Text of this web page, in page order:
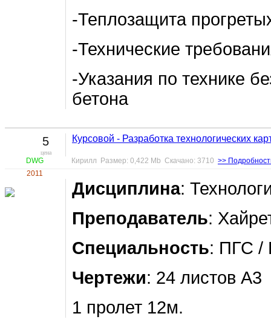
-Теплозащита
-Технические
-Указания по технике
бетона
5
цена
DWG
2011
Курсовой - Разработка технологических
Кирилл Размер: 0,422 Mb Скачано: 3710 >>
Дисциплина:
Преподаватель:
Специальность: ПГС /
Чертежи: 24 листов А3
1 пролет 12м.